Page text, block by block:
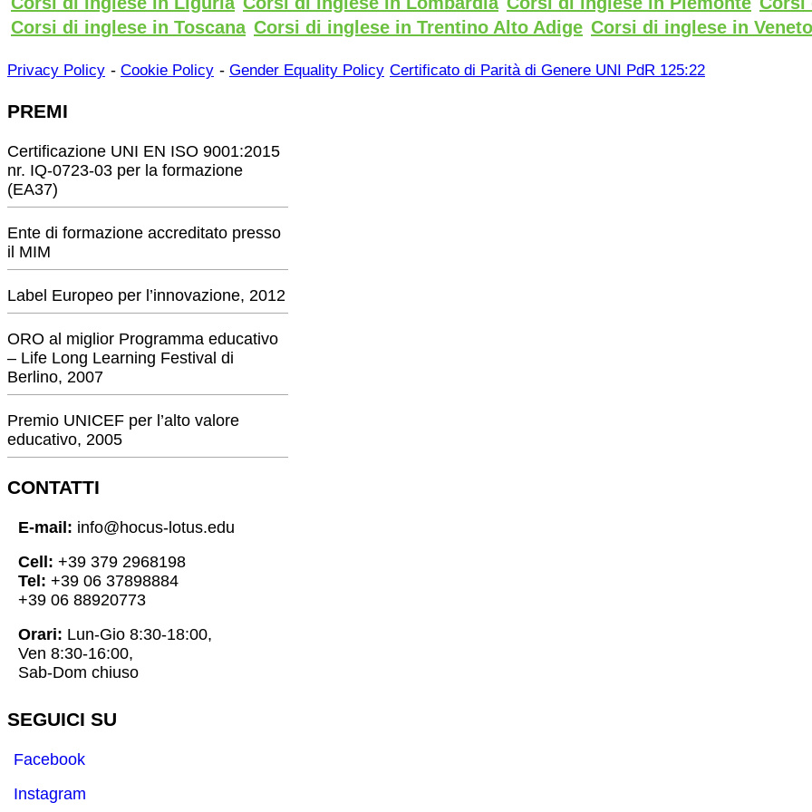
Corsi di inglese in Toscana Corsi di inglese in Trentino Alto Adige Corsi di inglese in Veneto
Privacy Policy - Cookie Policy - Gender Equality Policy Certificato di Parità di Genere UNI PdR 125:22
PREMI
Certificazione UNI EN ISO 9001:2015
nr. IQ-0723-03 per la formazione
(EA37)
Ente di formazione accreditato presso
il MIM
Label Europeo per l’innovazione, 2012
ORO al miglior Programma educativo
– Life Long Learning Festival di
Berlino, 2007
Premio UNICEF per l’alto valore
educativo, 2005
CONTATTI
E-mail: info@hocus-lotus.edu
Cell: +39 379 2968198
Tel: +39 06 37898884
+39 06 88920773
Orari: Lun-Gio 8:30-18:00,
Ven 8:30-16:00,
Sab-Dom chiuso
SEGUICI SU
Facebook
Instagram